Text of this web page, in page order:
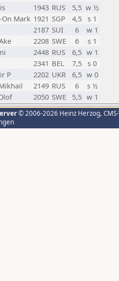
1943 RUS 5,5 w ½
Mark 1921 SGP 4,5
s 1
2187 SUI 6
w 1
2208 SWE 6
s 1
2448 RUS 6,5 w 1
2341 BEL 7,5
s 0
P 2202 UKR 6,5 w 0
2149 RUS 6
s ½
2050 SWE 5,5 w 1
© 2006-2026 Heinz Herzog,